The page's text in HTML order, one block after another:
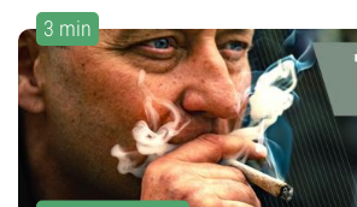
3 min